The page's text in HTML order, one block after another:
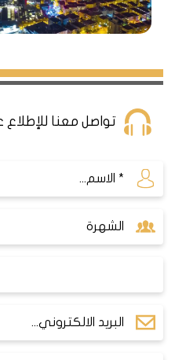
اسكودار هي واحدة من
وتتميز بتنوعها الثقافي
الآسيوي من المدينة،
الخلابة للبسفور، أو زيارة
جامع الشيخ زايد وقصر
اسكودار.
من أشهر وسائل النقل في
أماكن مثل إمينونو،
تواصل معنا